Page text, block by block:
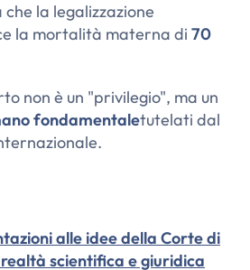
la legalizzazione
la mortalità materna di 70
non è un "privilegio", ma un
fondamentaletutelati dal
alle idee della Corte di
scientifica e giuridica